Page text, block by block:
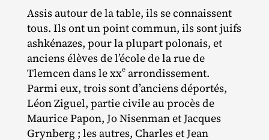
Assis autour de la table, ils se connaissent
tous. Ils ont un point commun, ils sont juifs
ashkénazes, pour la plupart polonais, et
anciens élèves de l’école de la rue de
Tlemcen dans le xxearrondissement.
Parmi eux, trois sont d’anciens déportés,
Léon Ziguel, partie civile au procès de
Maurice Papon, Jo Nisenman et Jacques
Grynberg ; les autres, Charles et Jean